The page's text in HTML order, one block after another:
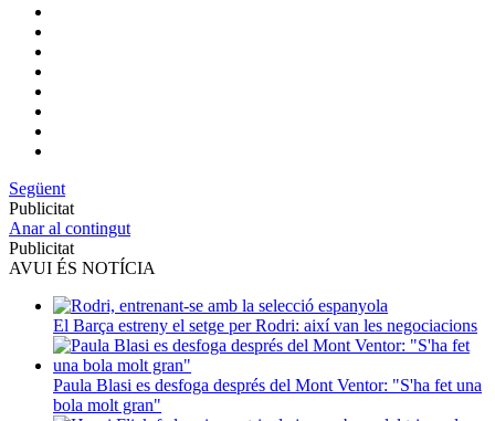
Següent
Publicitat
Anar al contingut
Publicitat
AVUI ÉS NOTÍCIA
El Barça estreny el setge per Rodri: així van les negociacions
Paula Blasi es desfoga després del Mont Ventor: "S'ha fet una
bola molt gran"